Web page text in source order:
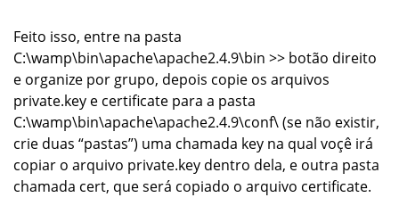
Feito isso, entre na pasta
C:\wamp\bin\apache\apache2.4.9\bin >> botão direito
e organize por grupo, depois copie os arquivos
private.key e certificate para a pasta
C:\wamp\bin\apache\apache2.4.9\conf\ (se não existir,
crie duas “pastas”) uma chamada key na qual voçê irá
copiar o arquivo private.key dentro dela, e outra pasta
chamada cert, que será copiado o arquivo certificate.